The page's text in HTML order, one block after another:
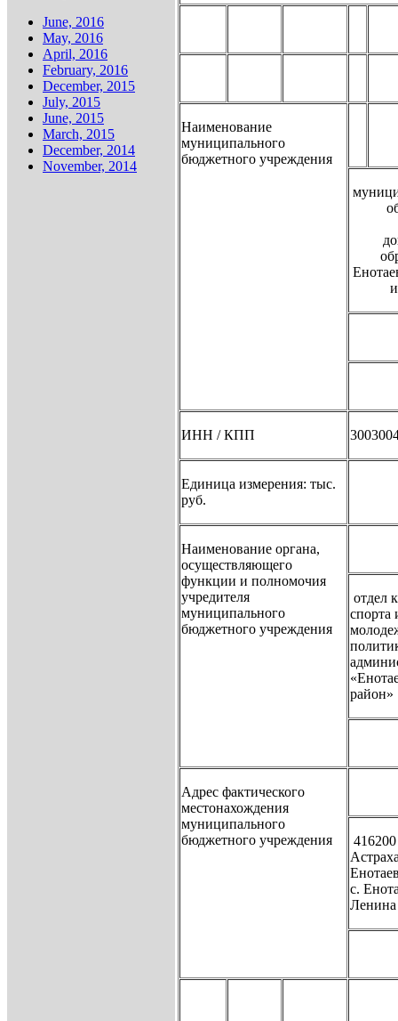
June, 2016
May, 2016
April, 2016
February, 2016
December, 2015
July, 2015
June, 2015
March, 2015
December, 2014
November, 2014
Наименование
муниципального
бюджетного учреждения
ИНН / КПП
Единица измерения: тыс.
руб.
Наименование органа,
осуществляющего
функции и полномочия
учредителя
муниципального
бюджетного учреждения
отдел
спорта
район»
Адрес фактического
местонахождения
муниципального
бюджетного учреждения
416200
с.
Ленина